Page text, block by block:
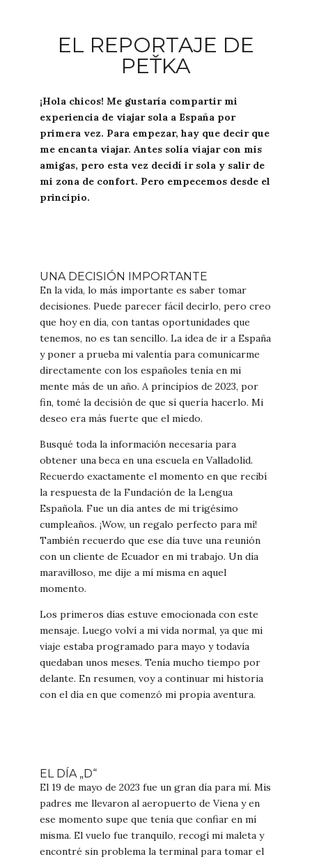
EL REPORTAJE DE
PEŤKA
¡Hola chicos! Me gustaría compartir mi
experiencia de viajar sola a España por
primera vez. Para empezar, hay que decir que
me encanta viajar. Antes solía viajar con mis
amigas, pero esta vez decidí ir sola y salir de
mi zona de confort. Pero empecemos desde el
principio.
UNA DECISIÓN IMPORTANTE
En la vida, lo más importante es saber tomar
decisiones. Puede parecer fácil decirlo, pero creo
que hoy en día, con tantas oportunidades que
tenemos, no es tan sencillo. La idea de ir a España
y poner a prueba mi valentía para comunicarme
directamente con los españoles tenía en mi
mente más de un año. A principios de 2023, por
fin, tomé la decisión de que sí quería hacerlo. Mi
deseo era más fuerte que el miedo.
Busqué toda la información necesaria para
obtener una beca en una escuela en Valladolid.
Recuerdo exactamente el momento en que recibí
la respuesta de la Fundación de la Lengua
Española. Fue un día antes de mi trigésimo
cumpleaños. ¡Wow, un regalo perfecto para mí!
También recuerdo que ese día tuve una reunión
con un cliente de Ecuador en mi trabajo. Un día
maravilloso, me dije a mí misma en aquel
momento.
Los primeros días estuve emocionada con este
mensaje. Luego volví a mi vida normal, ya que mi
viaje estaba programado para mayo y todavía
quedaban unos meses. Tenía mucho tiempo por
delante. En resumen, voy a continuar mi historia
con el día en que comenzó mi propia aventura.
EL DÍA „D“
El 19 de mayo de 2023 fue un gran día para mí. Mis
padres me llevaron al aeropuerto de Viena y en
ese momento supe que tenía que confiar en mí
misma. El vuelo fue tranquilo, recogí mi maleta y
encontré sin problema la terminal para tomar el